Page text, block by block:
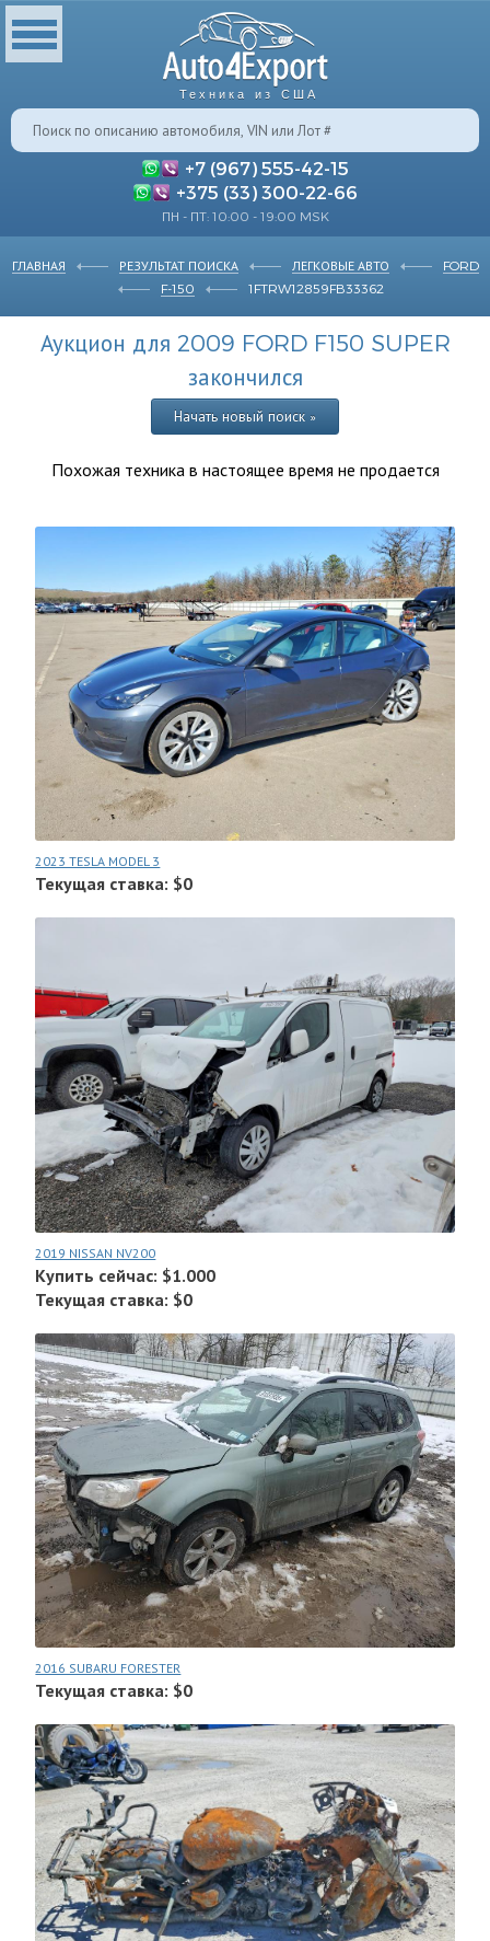
Техника из США
+7 (967) 555-42-15
+375 (33) 300-22-66
ПН - ПТ: 10:00 - 19:00 MSK
ГЛАВНАЯ РЕЗУЛЬТАТ ПОИСКА ЛЕГКОВЫЕ АВТО
FORD
F-150
1FTRW12859FB33362
Аукцион для 2009 FORD F150 SUPER
закончился
Начать новый поиск »
Похожая техника в настоящее время не продается
2023 TESLA MODEL 3
Текущая ставка: $0
2019 NISSAN NV200
Купить сейчас: $1.000
Текущая ставка: $0
2016 SUBARU FORESTER
Текущая ставка: $0